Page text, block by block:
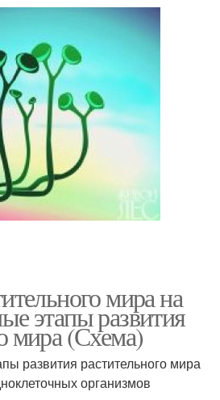
мира на
этапы развития
мира (Схема)
развития растительного мира
организмов